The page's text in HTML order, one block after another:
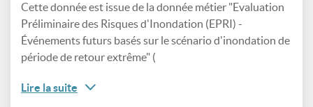
Cette donnée est issue de la donnée métier "Evaluation
Préliminaire des Risques d'Inondation (EPRI) -
Événements futurs basés sur le scénario d'inondation de
période de retour extrême" (
Lire la suite